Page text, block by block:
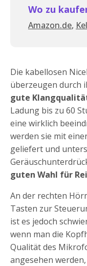
Wo zu
Amazon.de,
Die kabellosen
überzeugen durch
gute
Ladung bis zu 60
eine wirklich
werden sie mit
geliefert und
guten Wahl für
An der rechten
Tasten zur
ist es jedoch
wenn man die
Qualität des
angesehen